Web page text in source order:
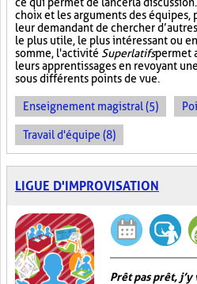
choix et les arguments des équipes,
leur demandant de chercher
le plus utile, le plus intéressant ou
somme, l'activité Superlatifspermet
leurs apprentissages en revoyant
sous différents points de vue.
Enseignement magistral (5)
Travail d'équipe (8)
LIGUE D'IMPROVISATION
Prêt pas prêt, j’y